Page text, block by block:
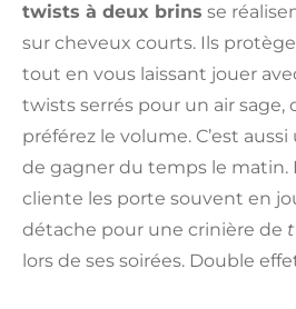
twists à deux brins se
sur cheveux courts. Ils
tout en vous laissant jouer
twists serrés pour un air sage,
préférez le volume. C’est
de gagner du temps le matin.
cliente les porte souvent en
détache pour une crinière de
lors de ses soirées. Double